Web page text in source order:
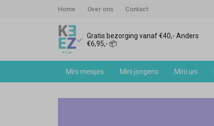
Home Over ons Contact
Gratis bezorging vanaf €40,- Anders
€6,95,- 📦
Mini meisjes Mini jongens Mini uni
Sturdy